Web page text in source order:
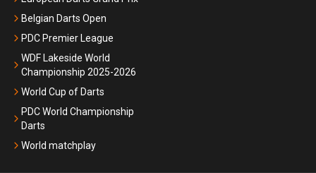
Belgian Darts Open
PDC Premier League
WDF Lakeside World
Championship 2025-2026
World Cup of Darts
PDC World Championship
Darts
World matchplay